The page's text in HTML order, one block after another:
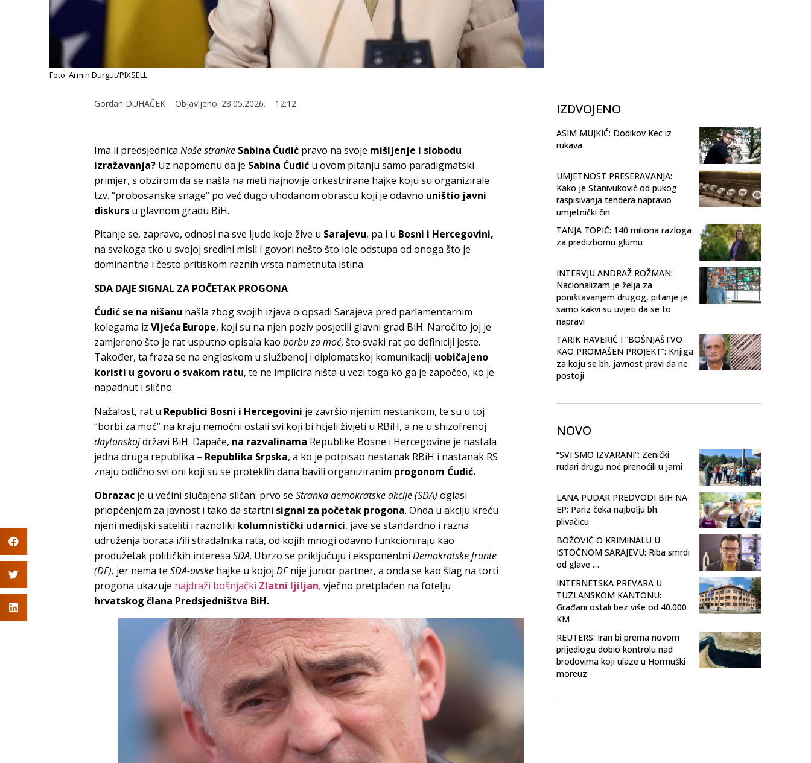
Foto: Armin Durgut/PIXSELL
Gordan DUHAČEK Objavljeno: 28.05.2026. 12:12
Ima li predsjednica Naše stranke Sabina Ćudić pravo na svoje mišljenje i slobodu
izražavanja? Uz napomenu da je Sabina Ćudić u ovom pitanju samo paradigmatski
primjer, s obzirom da se našla na meti najnovije orkestrirane hajke koju su organizirale
tzv. “probosanske snage” po već dugo uhodanom obrascu koji je odavno uništio javni
diskurs u glavnom gradu BiH.
Pitanje se, zapravo, odnosi na sve ljude koje žive u Sarajevu, pa i u Bosni i Hercegovini,
na svakoga tko u svojoj sredini misli i govori nešto što iole odstupa od onoga što je
dominantna i često pritiskom raznih vrsta nametnuta istina.
SDA DAJE SIGNAL ZA POČETAK PROGONA
Ćudić se na nišanu našla zbog svojih izjava o opsadi Sarajeva pred parlamentarnim
kolegama iz Vijeća Europe, koji su na njen poziv posjetili glavni grad BiH. Naročito joj je
zamjereno što je rat usputno opisala kao borbu za moć, što svaki rat po definiciji jeste.
Također, ta fraza se na engleskom u službenoj i diplomatskoj komunikaciji uobičajeno
koristi u govoru o svakom ratu, te ne implicira ništa u vezi toga ko ga je započeo, ko je
napadnut i slično.
Nažalost, rat u Republici Bosni i Hercegovini je završio njenim nestankom, te su u toj
“borbi za moć” na kraju nemoćni ostali svi koji bi htjeli živjeti u RBiH, a ne u shizofrenoj
daytonskojdržavi BiH. Dapače, na razvalinama Republike Bosne i Hercegovine je nastala
jedna druga republika – Republika Srpska, a ko je potpisao nestanak RBiH i nastanak RS
znaju odlično svi oni koji su se proteklih dana bavili organiziranim progonom Ćudić.
Obrazac je u većini slučajena sličan: prvo se Stranka demokratske akcije (SDA) oglasi
priopćenjem za javnost i tako da startni signal za početak progona. Onda u akciju kreću
njeni medijski sateliti i raznoliki kolumnistički udarnici, jave se standardno i razna
udruženja boraca i/ili stradalnika rata, od kojih mnogi odavno funkcioniraju kao
produžetak političkih interesa SDA. Ubrzo se priključuju i eksponentni Demokratske fronte
(DF), jer nema te SDA-ovske hajke u kojoj DFnije junior partner, a onda se kao šlag na torti
progona ukazuje najdraži bošnjački Zlatni ljiljan, vječno pretplaćen na fotelju
hrvatskog člana Predsjedništva BiH.
IZDVOJENO
ASIM MUJKIĆ: Dodikov Kec iz
rukava
UMJETNOST PRESERAVANJA:
Kako je Stanivuković od pukog
raspisivanja tendera napravio
umjetnički čin
TANJA TOPIĆ: 140 miliona razloga
za predizbornu glumu
INTERVJU ANDRAŽ ROŽMAN:
Nacionalizam je želja za
poništavanjem drugog, pitanje je
samo kakvi su uvjeti da se to
napravi
TARIK HAVERIĆ I “BOŠNJAŠTVO
KAO PROMAŠEN PROJEKT”: Knjiga
za koju se bh. javnost pravi da ne
postoji
NOVO
“SVI SMO IZVARANI”: Zenički
rudari drugu noć prenoćili u jami
LANA PUDAR PREDVODI BIH NA
EP: Pariz čeka najbolju bh.
plivačicu
BOŽOVIĆ O KRIMINALU U
ISTOČNOM SARAJEVU: Riba smrdi
od glave …
INTERNETSKA PREVARA U
TUZLANSKOM KANTONU:
Građani ostali bez više od 40.000
KM
REUTERS: Iran bi prema novom
prijedlogu dobio kontrolu nad
brodovima koji ulaze u Hormuški
moreuz